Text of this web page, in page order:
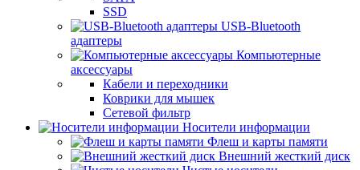
SSD
USB-Bluetooth
адаптеры
Компьютерные
аксессуары
Кабели и переходники
Коврики для мышек
Сетевой фильтр
Носители информации
Флеш и карты памяти
Внешний жесткий диск